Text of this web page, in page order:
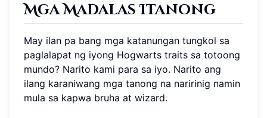
Mga Madalas Itanong
May ilan pa bang mga katanungan tungkol sa
paglalapat ng iyong Hogwarts traits sa totoong
mundo? Narito kami para sa iyo. Narito ang
ilang karaniwang mga tanong na naririnig namin
mula sa kapwa bruha at wizard.